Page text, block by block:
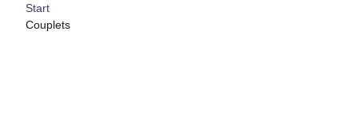
Start
Couplets